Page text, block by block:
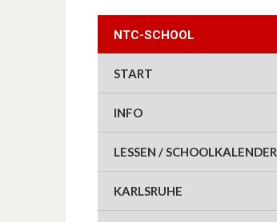
NTC-SCHOOL
START
INFO
LESSEN / SCHOOLKALENDER
KARLSRUHE